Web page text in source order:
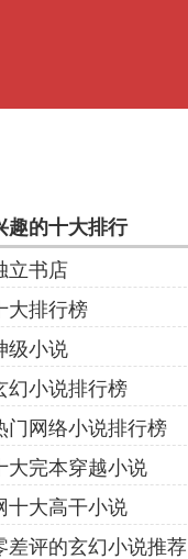
趣的十大排行
立书店
大排行榜
级小说
幻小说排行榜
门网络小说排行榜
大完本穿越小说
十大高干小说
差评的玄幻小说推荐